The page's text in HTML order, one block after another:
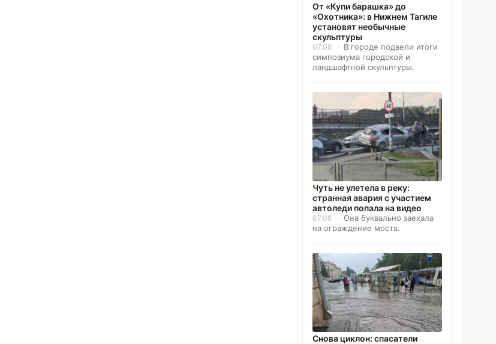
От «Купи барашка» до
«Охотника»: в Нижнем Тагиле
установят необычные
скульптуры
07.08
В городе подвели итоги
симпозиума городской и
ландшафтной скульптуры.
Чуть не улетела в реку:
странная авария с участием
автоледи попала на видео
07.08
Она буквально заехала
на ограждение моста.
Снова циклон: спасатели